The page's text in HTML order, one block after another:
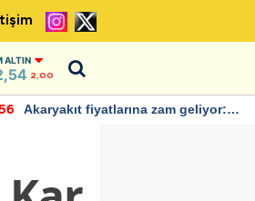
ALTIN
2,00
Akaryakıt fiyatlarına zam geliyor: